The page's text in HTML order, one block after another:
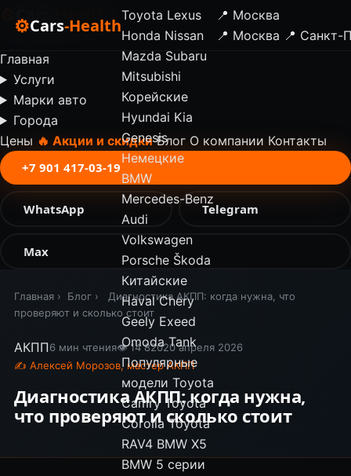
⚙Cars-HealthToyota Lexus
Honda Nissan
Mazda Subaru
Mitsubishi
Корейские
Hyundai Kia
Genesis
Немецкие
BMW
Mercedes-Benz
Audi
Volkswagen
Porsche Škoda
Китайские
Haval Chery
Geely Exeed
Omoda Tank
Популярные
модели Toyota
Camry Toyota
Corolla Toyota
RAV4 BMW X5
BMW 5 серии
📍 Москва
📍 Москва 📍 Санкт-
Cars -Health
Главная
Услуги
Марки авто
Города
Цены 🔥 Акции и скидки Блог О компании Контакты
+7 901 417-03-19
WhatsApp Telegram
Max
Главная › Блог ›
Диагностика АКПП: когда нужна, что
проверяют и сколько стоит
АКПП6 мин чтения👁 14 82020 апреля 2026
✍ Алексей Морозов, мастер АКПП
Диагностика АКПП: когда нужна,
что проверяют и сколько стоит